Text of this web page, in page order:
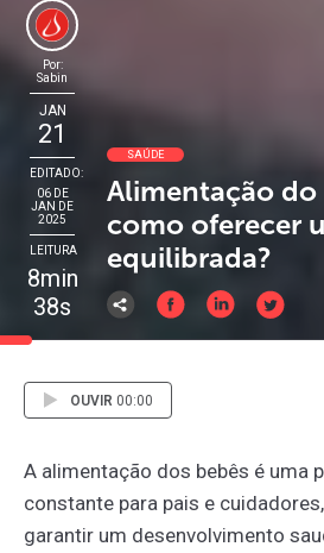
SAÚDE
Alimentação
como oferecer
equilibrada?
Por:
Sabin
JAN
21
EDITADO:
06 DE
JAN DE
2025
LEITURA
8min
38s
OUVIR 00:00
A alimentação dos bebês é uma
constante para pais e
garantir um desenvolvimento